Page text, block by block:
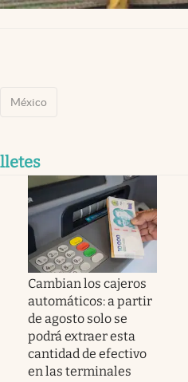
México
Cambian los cajeros
automáticos: a partir
de agosto solo se
podrá extraer esta
cantidad de efectivo
en las terminales